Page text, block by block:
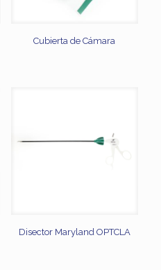
Cubierta de Cámara
Disector Maryland OPTCLA